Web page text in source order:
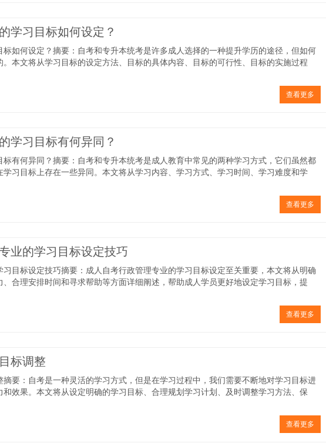
学习目标如何设定？
标如何设定？摘要：自考和专升本统考是许多成人选择的一种提升学历的途径，但如何
本文将从学习目标的设定方法、目标的具体内容、目标的可行性、目标的实施过程
查看更多
学习目标有何异同？
标有何异同？摘要：自考和专升本统考是成人教育中常见的两种学习方式，它们虽然都
习目标上存在一些异同。本文将从学习内容、学习方式、学习时间、学习难度和学
查看更多
业的学习目标设定技巧
目标设定技巧摘要：成人自考行政管理专业的学习目标设定至关重要，本文将从明确
、合理安排时间和寻求帮助等方面详细阐述，帮助成人学员更好地设定学习目标，提
查看更多
标调整
摘要：自考是一种灵活的学习方式，但是在学习过程中，我们需要不断地对学习目标进
效果。本文将从设定明确的学习目标、合理规划学习计划、及时调整学习方法、保
查看更多